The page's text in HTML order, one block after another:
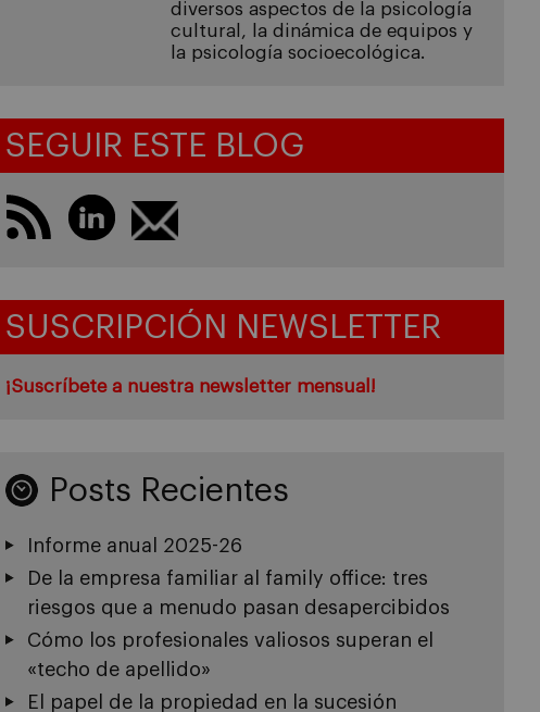
diversos aspectos de la psicología
cultural, la dinámica de equipos y
la psicología socioecológica.
SEGUIR ESTE BLOG
SUSCRIPCIÓN NEWSLETTER
¡Suscríbete a nuestra newsletter mensual!
Posts Recientes
Informe anual 2025-26
De la empresa familiar al family office: tres
riesgos que a menudo pasan desapercibidos
Cómo los profesionales valiosos superan el
«techo de apellido»
El papel de la propiedad en la sucesión